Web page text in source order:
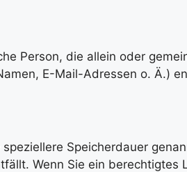
Person, die allein oder
E-Mail-Adressen o. Ä.)
Speicherdauer
Wenn Sie ein berechtigtes